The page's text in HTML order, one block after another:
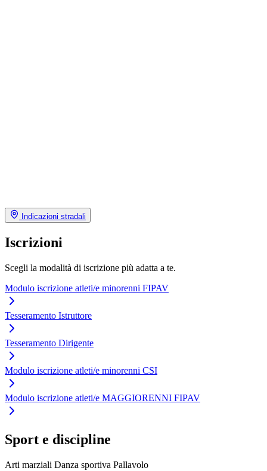
Indicazioni stradali
Iscrizioni
Scegli la modalità di iscrizione più adatta a te.
Modulo iscrizione atleti/e minorenni FIPAV
Tesseramento Istruttore
Tesseramento Dirigente
Modulo iscrizione atleti/e minorenni CSI
Modulo iscrizione atleti/e MAGGIORENNI FIPAV
Sport e discipline
Arti marziali Danza sportiva Pallavolo